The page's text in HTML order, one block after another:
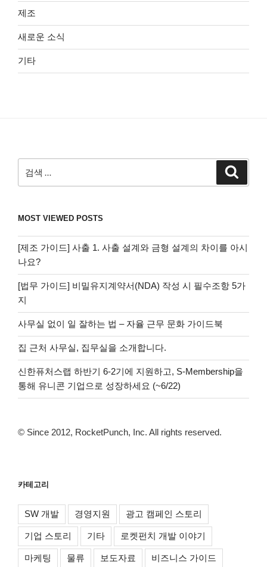
제조
새로운 소식
기타
색:
MOST VIEWED POSTS
[제조 가이드] 사출 1. 사출 설계와 금형 설계의 차이를 아시
나요?
[법무 가이드] 비밀유지계약서(NDA) 작성 시 필수조항 5가
지
사무실 없이 일 잘하는 법 – 자율 근무 문화 가이드북
집 근처 사무실, 집무실을 소개합니다.
신한퓨처스랩 하반기 6-2기에 지원하고, S-Membership을
통해 유니콘 기업으로 성장하세요 (~6/22)
© Since 2012, RocketPunch, Inc. All rights reserved.
카테고리
SW 개발 경영지원 광고 캠페인 스토리
기업 스토리 기타 로켓펀치 개발 이야기
마케팅 물류 보도자료 비즈니스 가이드